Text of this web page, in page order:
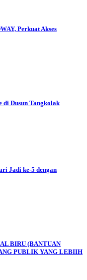
Perkuat Akses
di Dusun Tangkolak
Jadi ke-5 dengan
BIRU (BANTUAN
PUBLIK YANG LEBIIH